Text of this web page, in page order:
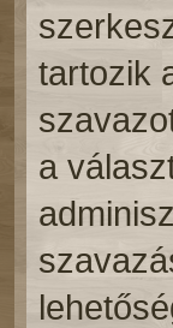
tartozik
a